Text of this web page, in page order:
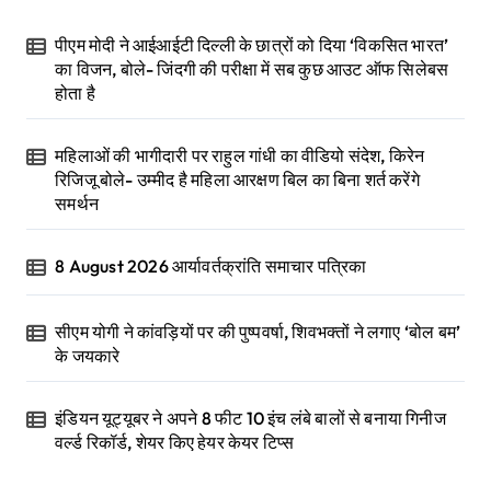
पीएम मोदी ने आईआईटी दिल्ली के छात्रों को दिया ‘विकसित भारत’
का विजन, बोले- जिंदगी की परीक्षा में सब कुछ आउट ऑफ सिलेबस
होता है
महिलाओं की भागीदारी पर राहुल गांधी का वीडियो संदेश, किरेन
रिजिजू बोले- उम्मीद है महिला आरक्षण बिल का बिना शर्त करेंगे
समर्थन
8 August 2026 आर्यावर्तक्रांति समाचार पत्रिका
सीएम योगी ने कांवड़ियों पर की पुष्पवर्षा, शिवभक्तों ने लगाए ‘बोल बम’
के जयकारे
इंडियन यूट्यूबर ने अपने 8 फीट 10 इंच लंबे बालों से बनाया गिनीज
वर्ल्ड रिकॉर्ड, शेयर किए हेयर केयर टिप्स